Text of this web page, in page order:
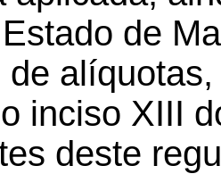
de
de
inciso XIII
deste